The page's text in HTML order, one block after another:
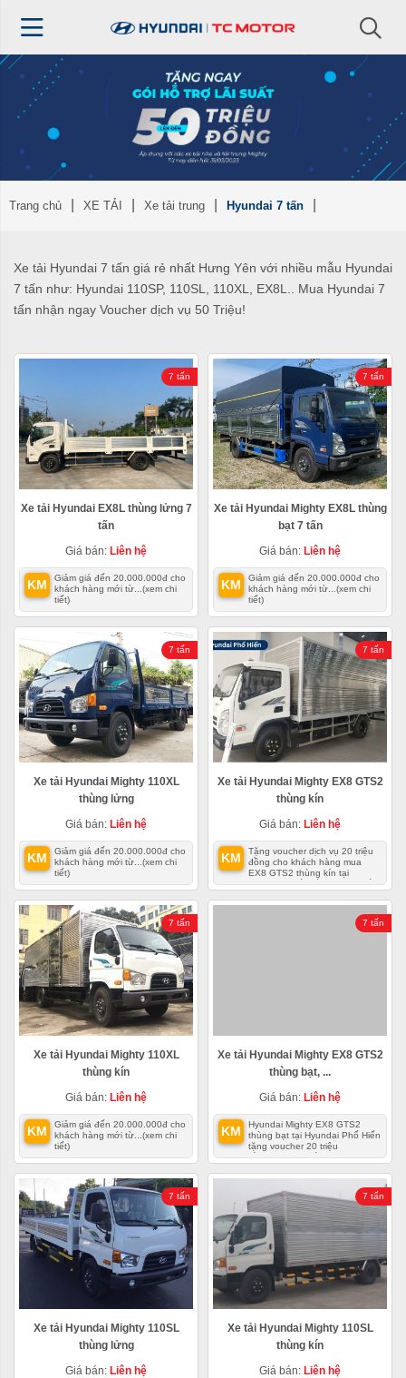
Trang chủ XE TẢI Xe tải trung Hyundai 7 tấn
Xe tải Hyundai 7 tấn giá rẻ nhất Hưng Yên với nhiều mẫu Hyundai
7 tấn như: Hyundai 110SP, 110SL, 110XL, EX8L.. Mua Hyundai 7
tấn nhận ngay Voucher dịch vụ 50 Triệu!
7 tấn
Xe tải Hyundai EX8L thùng lửng 7
tấn
Giá bán: Liên hệ
KM
Giảm giá đến 20.000.000đ cho
khách hàng mới từ... (xem chi
tiết)
7 tấn
Xe tải Hyundai Mighty EX8L thùng
bạt 7 tấn
Giá bán: Liên hệ
KM
Giảm giá đến 20.000.000đ cho
khách hàng mới từ... (xem chi
tiết)
7 tấn
Xe tải Hyundai Mighty 110XL
thùng lửng
Giá bán: Liên hệ
KM
Giảm giá đến 20.000.000đ cho
khách hàng mới từ... (xem chi
tiết)
7 tấn
Xe tải Hyundai Mighty EX8 GTS2
thùng kín
Giá bán: Liên hệ
KM
Tặng voucher dịch vụ 20 triệu
đồng cho khách hàng mua
EX8 GTS2 thùng kín tại
Hyundai Phố Hiến(xem chi tiết)
7 tấn
Xe tải Hyundai Mighty 110XL
thùng kín
Giá bán: Liên hệ
KM
Giảm giá đến 20.000.000đ cho
khách hàng mới từ... (xem chi
tiết)
7 tấn
Xe tải Hyundai Mighty EX8 GTS2
thùng bạt, ...
Giá bán: Liên hệ
KM
Hyundai Mighty EX8 GTS2
thùng bạt tại Hyundai Phố Hiến
tặng voucher 20 triệu
đồng(xem chi tiết)
7 tấn
Xe tải Hyundai Mighty 110SL
thùng lửng
Giá bán: Liên hệ
7 tấn
Xe tải Hyundai Mighty 110SL
thùng kín
Giá bán: Liên hệ